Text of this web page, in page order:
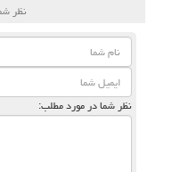
نظر
نظر شما در مورد مطلب: